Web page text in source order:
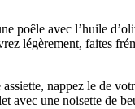
poêle avec l’huile
légèrement, faites
nappez le de
avec une noisette de